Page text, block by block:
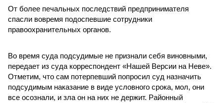
От более печальных последствий предпринимателя
спасли вовремя подоспевшие сотрудники
правоохранительных органов.
Во время суда подсудимые не признали себя виновными,
передает из суда корреспондент «Нашей Версии на Неве».
Отметим, что сам потерпевший попросил суд назначить
подсудимым наказание в виде условного срока, мол, они
все осознали, и зла он на них не держит. Районный